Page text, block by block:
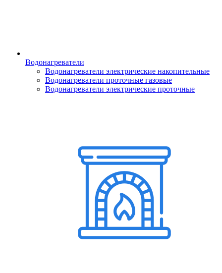
Водонагреватели
Водонагреватели электрические накопительные
Водонагреватели проточные газовые
Водонагреватели электрические проточные